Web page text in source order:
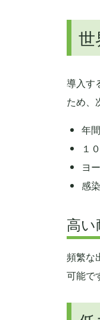
世
導入す
ため、
年
１
ヨ
感
高
頻繁な
可能で